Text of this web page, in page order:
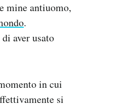
mine antiuomo,
.
aver usato
in cui
si